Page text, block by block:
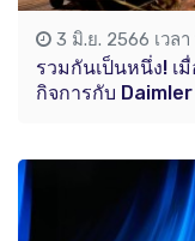
3 มิ.ย. 2566 เวลา
รวมกันเป็นหนึ่ง! เ
กิจการกับ